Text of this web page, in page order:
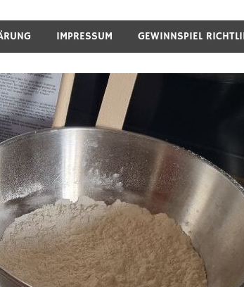
IMPRESSUM GEWINNSPIEL